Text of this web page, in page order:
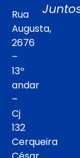
Rua
Augusta,
2676
–
13º
andar
–
Cj
132
Cerqueira